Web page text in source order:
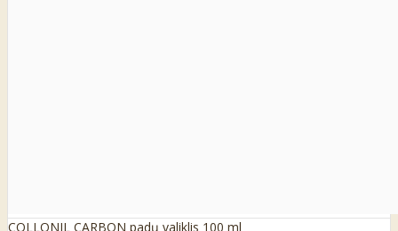
COLLONIL CARBON padų valiklis 100 ml